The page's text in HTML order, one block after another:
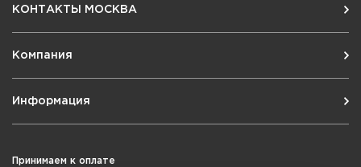
КОНТАКТЫ МОСКВА
Компания
Информация
Принимаем к оплате